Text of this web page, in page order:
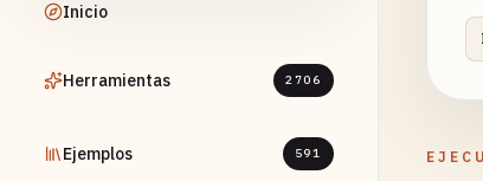
Inicio
Herramientas 2706
Ejemplos 591